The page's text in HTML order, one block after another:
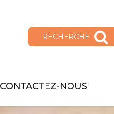
RECHERCHE
CONTACTEZ-NOUS